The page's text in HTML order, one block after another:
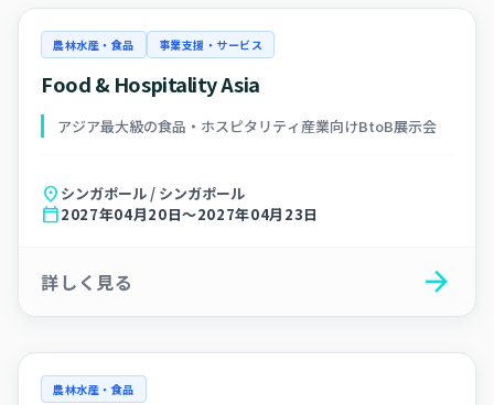
農林水産・食品 事業支援・サービス
Food & Hospitality Asia
アジア最大級の食品・ホスピタリティ産業向けBtoB展示会
location_on シンガポール / シンガポール
calendar_today2027年04月20日～2027年04月23日
詳しく見る arrow_forward
農林水産・食品